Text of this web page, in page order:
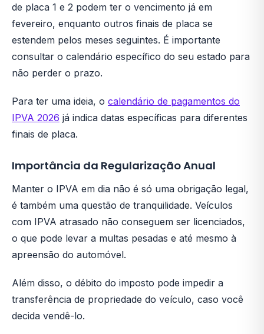
de placa 1 e 2 podem ter o vencimento já em
fevereiro, enquanto outros finais de placa se
estendem pelos meses seguintes. É importante
consultar o calendário específico do seu estado para
não perder o prazo.
Para ter uma ideia, o calendário de pagamentos do
IPVA 2026 já indica datas específicas para diferentes
finais de placa.
Importância da Regularização Anual
Manter o IPVA em dia não é só uma obrigação legal,
é também uma questão de tranquilidade. Veículos
com IPVA atrasado não conseguem ser licenciados,
o que pode levar a multas pesadas e até mesmo à
apreensão do automóvel.
Além disso, o débito do imposto pode impedir a
transferência de propriedade do veículo, caso você
decida vendê-lo.